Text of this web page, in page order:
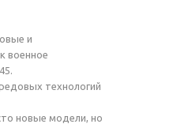
и
военное
технологий
новые модели, но